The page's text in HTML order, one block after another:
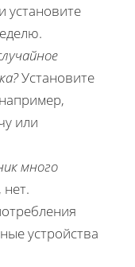
установите
Установите
или
много
устройства